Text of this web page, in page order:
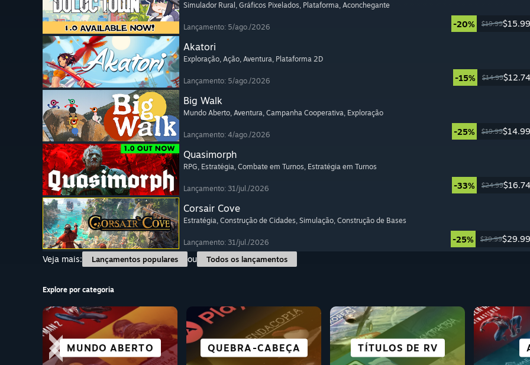
Simulador Rural , Gráficos Pixelados, Plataforma, Aconchegante
Lançamento: 5/ago./2026 -20% $19.99$15.99
Akatori
Exploração, Ação, Aventura, Plataforma 2D
Lançamento: 5/ago./2026 -15% $14.99$12.74
Big Walk
Mundo Aberto, Aventura, Campanha Cooperativa, Exploração
Lançamento: 4/ago./2026 -25% $19.99$14.99
Quasimorph
RPG, Estratégia, Combate em Turnos, Estratégia em Turnos
Lançamento: 31/jul./2026 -33% $24.99$16.74
Corsair Cove
Estratégia, Construção de Cidades, Simulação, Construção de Bases
Lançamento: 31/jul./2026 -25% $39.99$29.99
Veja mais:
Lançamentos populares ou Todos os lançamentos
Explore por categoria
MUNDO ABERTO QUEBRA-CABEÇA TÍTULOS DE RV
CORRIDA TERROR BOA TRAMA
ESPORTES
CIDADES E
COLONIZAÇÃO
COOPERATIVO
CASUAIS AVENTURA LUTA